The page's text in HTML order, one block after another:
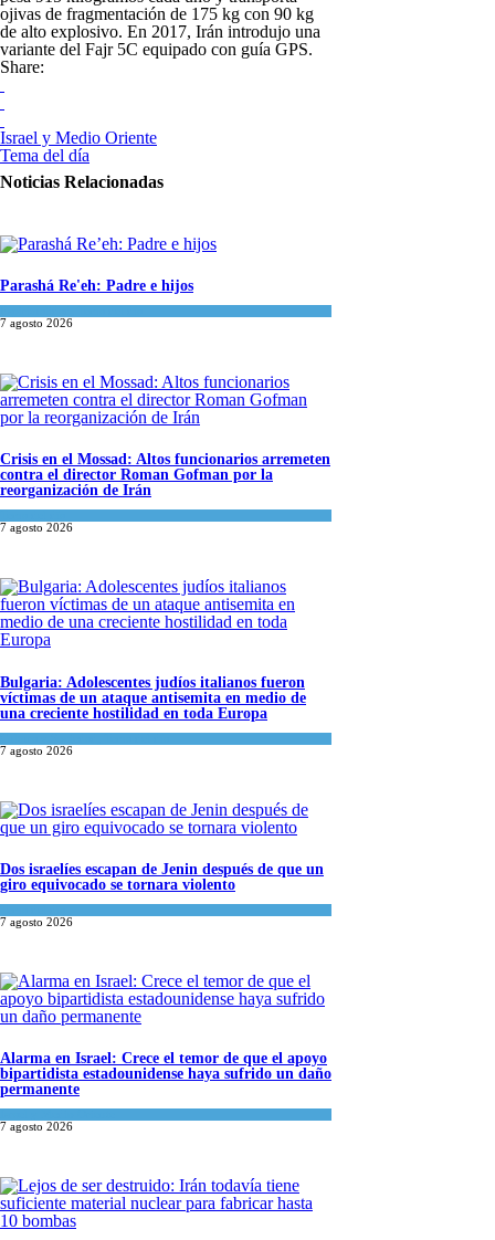
ojivas de fragmentación de 175 kg con 90 kg
de alto explosivo. En 2017, Irán introdujo una
variante del Fajr 5C equipado con guía GPS.
Share:
Israel y Medio Oriente
Tema del día
Noticias Relacionadas
Parashá Re'eh: Padre e hijos
7 agosto 2026
Crisis en el Mossad: Altos funcionarios arremeten
contra el director Roman Gofman por la
reorganización de Irán
7 agosto 2026
Bulgaria: Adolescentes judíos italianos fueron
víctimas de un ataque antisemita en medio de
una creciente hostilidad en toda Europa
7 agosto 2026
Dos israelíes escapan de Jenin después de que un
giro equivocado se tornara violento
7 agosto 2026
Alarma en Israel: Crece el temor de que el apoyo
bipartidista estadounidense haya sufrido un daño
permanente
7 agosto 2026